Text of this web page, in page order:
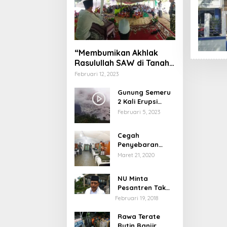
“Membumikan Akhlak
Rasulullah SAW di Tanah
Nusantara”
Februari 12, 2023
Gunung Semeru
2 Kali Erupsi
dengan Tinggi
Februari 5, 2023
Cegah
Penyebaran
Virus Corona,
Pelayanan
Maret 21, 2020
NU Minta
Pesantren Tak
Terprovokasi
Februari 19, 2018
Rawa Terate